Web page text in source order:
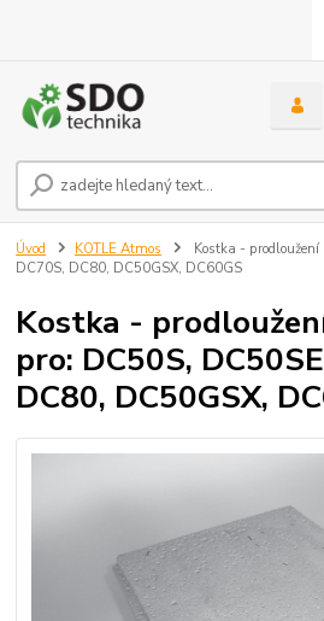
Úvod KOTLE Atmos
Kostka -
DC70S, DC80, DC50GSX, DC60GS
Kostka -
pro: DC50S,
DC80, DC50GSX,